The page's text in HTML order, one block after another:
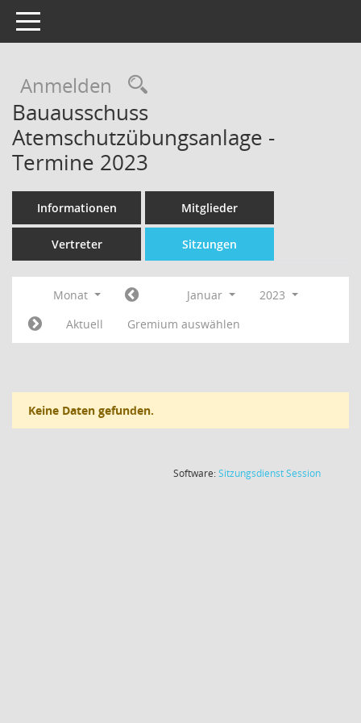
Toggle navigation
Anmelden Rechercheauswahl
Bauausschuss
Atemschutzübungsanlage -
Termine 2023
Informationen Mitglieder
Vertreter Sitzungen
Monat Januar
2023
Aktuell
Gremium auswählen
Keine Daten gefunden.
Software:SitzungsdienstSession(Wird in